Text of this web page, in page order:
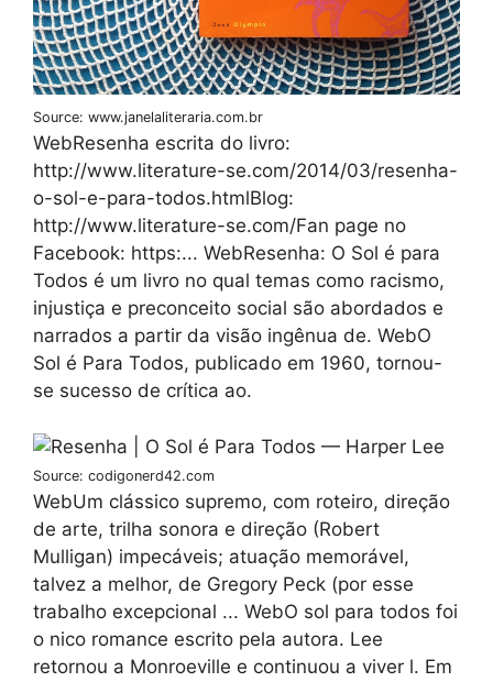
Source: www.janelaliteraria.com.br
WebResenha escrita do livro:
http://www.literature-se.com/2014/03/resenha-
o-sol-e-para-todos.htmlBlog:
http://www.literature-se.com/Fan page no
Facebook: https:... WebResenha: O Sol é para
Todos é um livro no qual temas como racismo,
injustiça e preconceito social são abordados e
narrados a partir da visão ingênua de. WebO
Sol é Para Todos, publicado em 1960, tornou-
se sucesso de crítica ao.
Source: codigonerd42.com
WebUm clássico supremo, com roteiro, direção
de arte, trilha sonora e direção (Robert
Mulligan) impecáveis; atuação memorável,
talvez a melhor, de Gregory Peck (por esse
trabalho excepcional ... WebO sol para todos foi
o nico romance escrito pela autora. Lee
retornou a Monroeville e continuou a viver l. Em